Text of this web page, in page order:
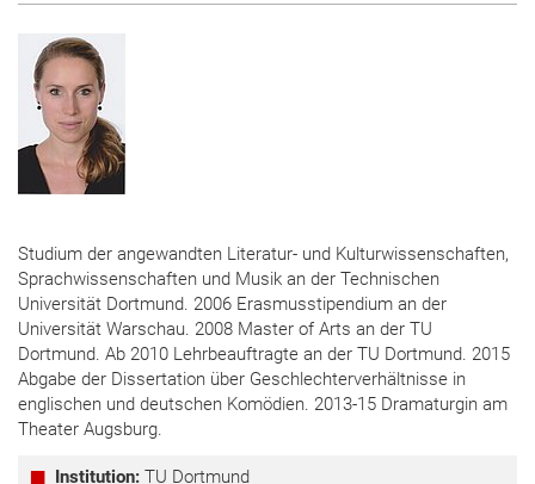
Studium der angewandten Literatur- und Kulturwissenschaften,
Sprachwissenschaften und Musik an der Technischen
Universität Dortmund. 2006 Erasmusstipendium an der
Universität Warschau. 2008 Master of Arts an der TU
Dortmund. Ab 2010 Lehrbeauftragte an der TU Dortmund. 2015
Abgabe der Dissertation über Geschlechterverhältnisse in
englischen und deutschen Komödien. 2013-15 Dramaturgin am
Theater Augsburg.
Institution:TU Dortmund